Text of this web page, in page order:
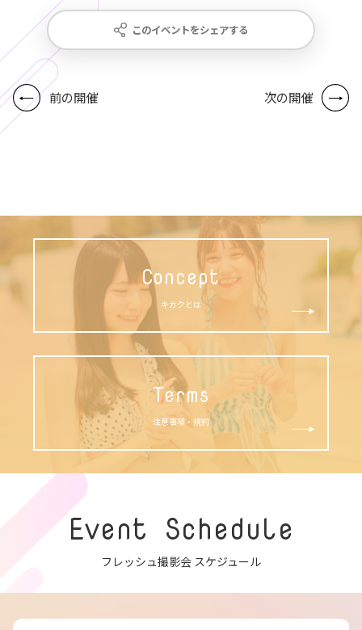
このイベントをシェアする
前の開催 次の開催
Concept
キカクとは
Terms
注意事項・規約
Event Schedule
フレッシュ撮影会 スケジュール